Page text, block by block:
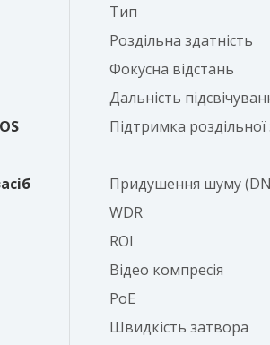
Тип
Роздільна здатність
Фокусна відстань
Дальність
Підтримка роздільної
Придушення шуму
WDR
ROI
Відео компресія
PoE
Швидкість затвора